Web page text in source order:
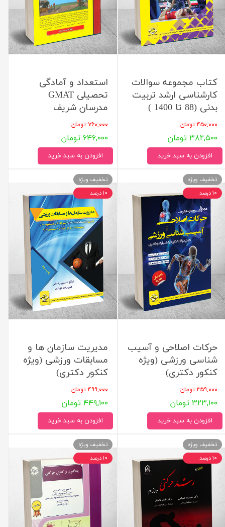
کتاب مجموعه سوالات
کارشناسی ارشد تربیت
بدنی (88 تا 1400 )
۴۵۰,۰۰۰ تومان
۳۸۲,۵۰۰ تومان
افزودن به سبد خرید
استعداد و آمادگی
تحصیلی GMAT
مدرسان شریف
۷۶۰,۰۰۰ تومان
۶۴۶,۰۰۰ تومان
افزودن به سبد خرید
حرکات اصلاحی و آسیب
شناسی ورزشی (ویژه
کنکور دکتری)
۳۵۹,۰۰۰ تومان
۳۲۳,۱۰۰ تومان
افزودن به سبد خرید
تخفیف ویژه
۱۰ درصد
مدیریت سازمان ها و
مسابقات ورزشی (ویژه
کنکور دکتری)
۴۹۹,۰۰۰ تومان
۴۴۹,۱۰۰ تومان
افزودن به سبد خرید
تخفیف ویژه
۱۰ درصد
تخفیف ویژه
۱۰ درصد
تخفیف ویژه
۱۰ درصد